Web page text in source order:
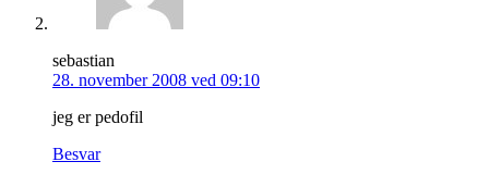
sebastian
28. november 2008 ved 09:10
jeg er pedofil
Besvar